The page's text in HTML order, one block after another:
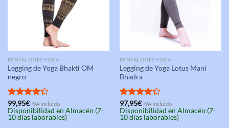
PANTALONES YOGA
Legging de Yoga Bhakti OM
negro
Valorado
con4.33
de 5
99,95€ IVA incluido
Disponibilidad en Almacén (7-
10 días laborables)
PANTALONES YOGA
Legging de Yoga Lotus Mani
Bhadra
Valorado
con4.33
de 5
97,95€ IVA incluido
Disponibilidad en Almacén (7-
10 días laborables)